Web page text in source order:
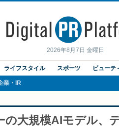
2026年8月7日 金曜日
ライフスタイル スポーツ ビューテ
業・IR
大規模AIモデル、